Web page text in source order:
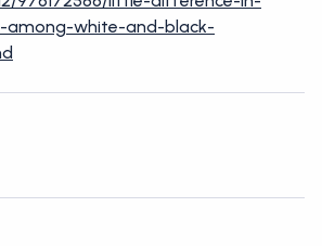
among-white-and-black-